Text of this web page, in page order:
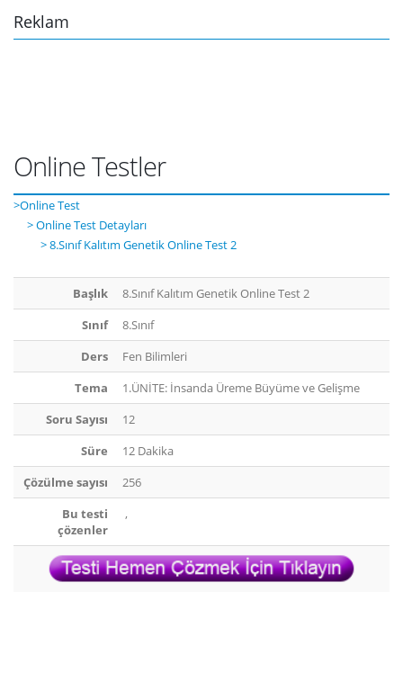
Reklam
Online Testler
>Online Test
> Online Test Detayları
> 8.Sınıf Kalıtım Genetik Online Test 2
Başlık
8.Sınıf Kalıtım Genetik Online Test 2
Sınıf
8.Sınıf
Ders
Fen Bilimleri
Tema
1.ÜNİTE: İnsanda Üreme Büyüme ve Gelişme
Soru Sayısı
12
Süre
12 Dakika
Çözülme sayısı
256
Bu testi
çözenler
,